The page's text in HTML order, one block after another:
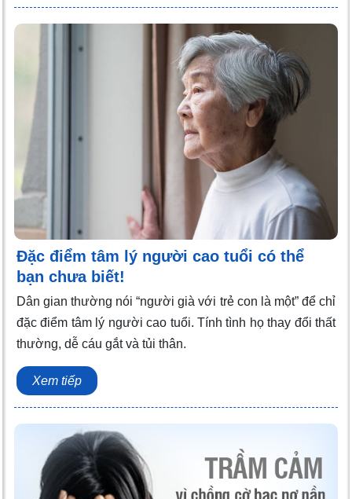
Đặc điểm tâm lý người cao tuổi có thể
bạn chưa biết!
Dân gian thường nói “người già với trẻ con là một” để chỉ
đặc điểm tâm lý người cao tuổi. Tính tình họ thay đổi thất
thường, dễ cáu gắt và tủi thân.
Xem tiếp